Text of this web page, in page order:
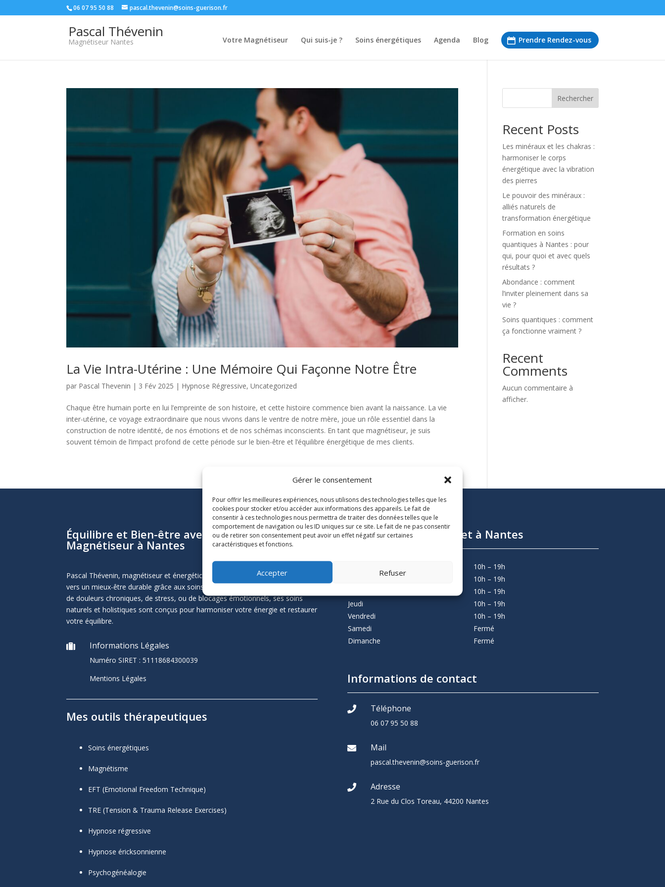
Gérer le consentement
Pour offrir les meilleures expériences, nous utilisons des technologies telles que les
cookies pour stocker et/ou accéder aux informations des appareils. Le fait de
consentir à ces technologies nous permettra de traiter des données telles que le
comportement de navigation ou les ID uniques sur ce site. Le fait de ne pas consentir
ou de retirer son consentement peut avoir un effet négatif sur certaines
caractéristiques et fonctions.
Accepter Refuser
06 07 95 50 88 pascal.thevenin@soins-guerison.fr
Pascal Thévenin
Magnétiseur Nantes Votre Magnétiseur Qui suis-je ? Soins énergétiques Agenda Blog Prendre Rendez-vous
La Vie Intra-Utérine : Une Mémoire Qui Façonne Notre Être
par Pascal Thevenin | 3 Fév 2025 | Hypnose Régressive,Uncategorized
Chaque être humain porte en lui l’empreinte de son histoire, et cette histoire commence bien avant la naissance. La vie
inter-utérine, ce voyage extraordinaire que nous vivons dans le ventre de notre mère, joue un rôle essentiel dans la
construction de notre identité, de nos émotions et de nos schémas inconscients. En tant que magnétiseur, je suis
souvent témoin de l’impact profond de cette période sur le bien-être et l’équilibre énergétique de mes clients.
Rechercher
Recent Posts
Les minéraux et les chakras :
harmoniser le corps
énergétique avec la vibration
des pierres
Le pouvoir des minéraux :
alliés naturels de
transformation énergétique
Formation en soins
quantiques à Nantes : pour
qui, pour quoi et avec quels
résultats ?
Abondance : comment
l’inviter pleinement dans sa
vie ?
Soins quantiques : comment
ça fonctionne vraiment ?
Recent
Comments
Aucun commentaire à
afficher.
Équilibre et Bien-être avec Pascal Thévenin,
Magnétiseur à Nantes
Pascal Thévenin, magnétiseur et énergéticien à Nantes, vous accompagne
vers un mieux-être durable grâce aux soins énergétiques. Que vous souffriez
de douleurs chroniques, de stress, ou de blocages émotionnels, ses soins
naturels et holistiques sont conçus pour harmoniser votre énergie et restaurer
votre équilibre.
 Informations Légales
Numéro SIRET :51118684300039
Mentions Légales
Mes outils thérapeutiques
Soins énergétiques
Magnétisme
EFT (Emotional Freedom Technique)
TRE (Tension & Trauma Release Exercises)
Hypnose régressive
Hypnose éricksonnienne
Psychogénéalogie
Les horaires du cabinet à Nantes
10h – 19h
10h – 19h
10h – 19h
Jeudi
10h – 19h
Vendredi
10h – 19h
Samedi
Fermé
Dimanche
Fermé
Informations de contact
 Téléphone
06 07 95 50 88
 Mail
pascal.thevenin@soins-guerison.fr
 Adresse
2 Rue du Clos Toreau, 44200 Nantes